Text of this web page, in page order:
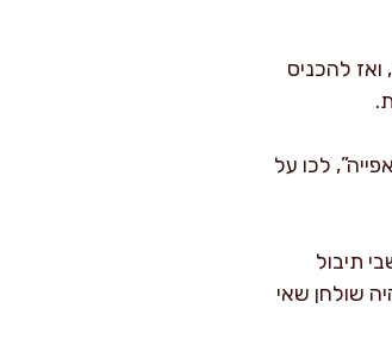
להכניס
לכו על
זיתים קצוצים דק, או 10–15 גרם עשבי תיבול
שולחן שאי